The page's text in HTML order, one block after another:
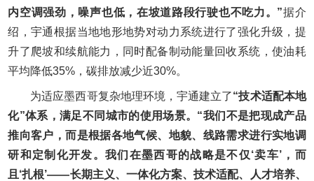
内空调强劲，噪声也低，在坡道路段行驶也不吃力。”据介
绍，宇通根据当地地形地势对动力系统进行了强化升级，提
升了爬坡和续航能力，同时配备制动能量回收系统，使油耗
平均降低35%，碳排放减少近30%。
为适应墨西哥复杂地理环境，宇通建立了“技术适配本地
化”体系，满足不同城市的使用场景。“我们不是把现成产品
推向客户，而是根据各地气候、地貌、线路需求进行实地调
研和定制化开发。我们在墨西哥的战略是不仅‘卖车’，而
且‘扎根’——长期主义、一体化方案、技术适配、人才培养、